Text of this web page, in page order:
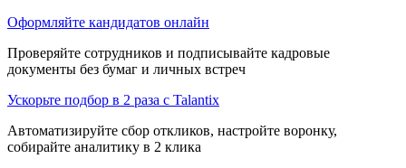
Оформляйте кандидатов онлайн
Проверяйте сотрудников и подписывайте кадровые
документы без бумаг и личных встреч
Ускорьте подбор в 2 раза с Talantix
Автоматизируйте сбор откликов, настройте воронку,
собирайте аналитику в 2 клика